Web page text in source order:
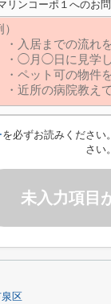
マリンコーポ１へのお
を必ずお読みください
さい。
未入力項目
区